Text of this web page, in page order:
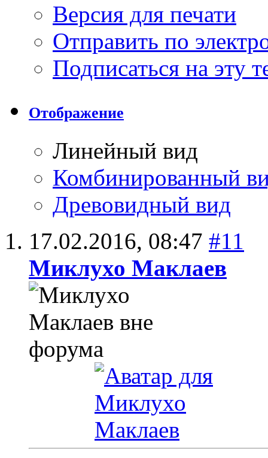
Версия для печати
Отправить по
Подписаться на эту
Отображение
Линейный вид
Комбинированный
Древовидный вид
17.02.2016, 08:47 #11
Миклухо Маклаев